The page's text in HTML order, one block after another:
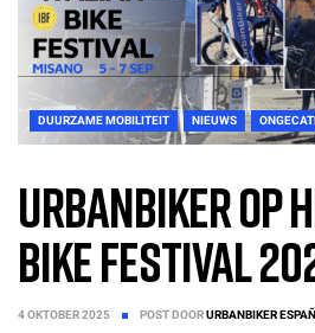
DUURZAME MOBILITEIT NIEUWS
UrbanBiker op
Bike Festival
4 OKTOBER 2025 POST DOORURBANBIKER